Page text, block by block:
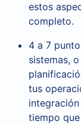
estos
completo.
4 a 7
sistemas,
tus
tiempo